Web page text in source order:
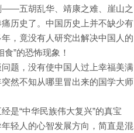
——五胡乱华、靖康之难、崖山之
历史了。中国历史上并不缺少有
，竟没有人研究出解决中国人的
”的恐怖现象！
题，没有使中国人过上幸福美满
然不知从哪里冒出来的国学大师
是“中华民族伟大复兴”的真宝
轻人的心智发展方向，简直是混